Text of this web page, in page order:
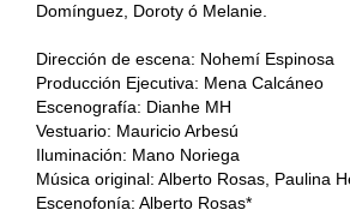
Domínguez, Doroty ó Melanie.
Dirección de escena: Nohemí Espinosa
Producción Ejecutiva: Mena Calcáneo
Escenografía: Dianhe MH
Vestuario: Mauricio Arbesú
Iluminación: Mano Noriega
Música original: Alberto Rosas, Paulina
Escenofonía: Alberto Rosas*